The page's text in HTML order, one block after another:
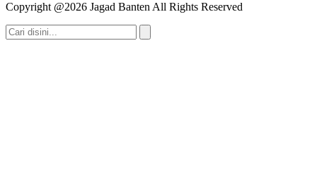
Copyright @2026 Jagad Banten All Rights Reserved